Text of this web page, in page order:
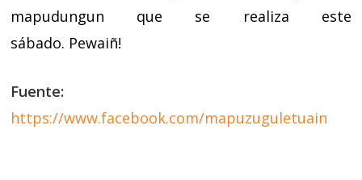
mapudungun que se realiza este
sábado. Pewaiñ!
Fuente:
https://www.facebook.com/mapuzuguletuain